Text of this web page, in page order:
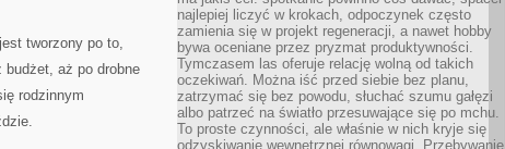
tworzony po to,
budżet, aż po drobne
rodzinnym
najlepiej liczyć w krokach, odpoczynek często
zamienia się w projekt regeneracji, a nawet hobby
bywa oceniane przez pryzmat produktywności.
Tymczasem las oferuje relację wolną od takich
oczekiwań. Można iść przed siebie bez planu,
zatrzymać się bez powodu, słuchać szumu gałęzi
albo patrzeć na światło przesuwające się po mchu.
To proste czynności, ale właśnie w nich kryje się
odzyskiwanie wewnętrznej równowagi. Przebywanie